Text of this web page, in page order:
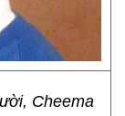
Cheema